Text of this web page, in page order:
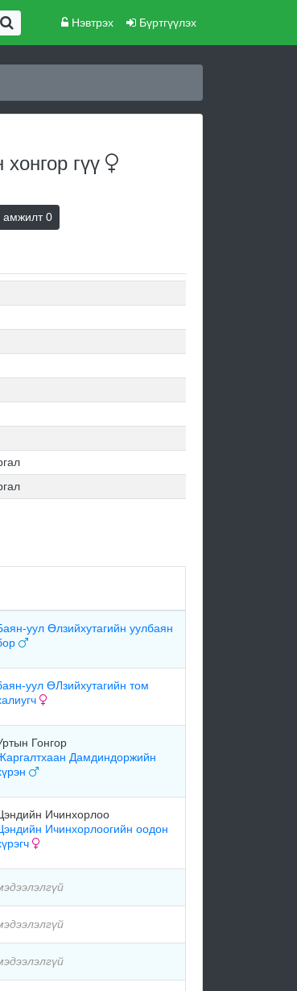
Нэвтрэх Бүртгүүлэх
гүү
амжилт0
уул Өлзийхутагийн уулбаян
уул ӨЛзийхутагийн том
Гонгор
Дамдиндоржийн
Ичинхорлоо
Ичинхорлоогийн оодон